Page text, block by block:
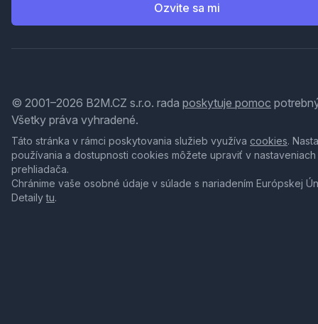
Ozvite sa mi
© 2001–2026 B2M.CZ s.r.o. rada poskytuje pomoc
Všetky práva vyhradené.
Táto stránka v rámci poskytovania služieb využíva cookies.
používania a dostupnosti cookies môžete upraviť v nastaveniach
prehliadača.
Chránime vaše osobné údaje v súlade s nariadením Európskej
Detailytu.